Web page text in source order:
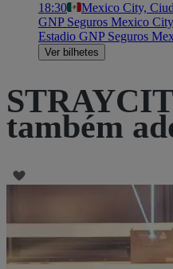
18:30 Mexico City,
GNP Seguros Mexico
Estadio GNP Seguros
Ver bilhetes
também